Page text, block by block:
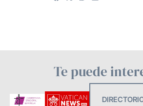
Te puede